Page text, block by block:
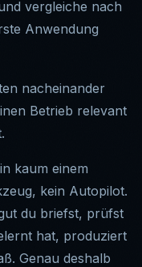
vergleiche nach
Anwendung
nacheinander
Betrieb relevant
kaum einem
kein Autopilot.
du briefst, prüfst
hat, produziert
Genau deshalb